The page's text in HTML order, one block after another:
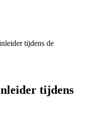
tijdens de
tijdens